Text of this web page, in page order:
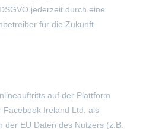
jederzeit durch eine
für die Zukunft
auf der Plattform
Facebook Ireland Ltd. als
der EU Daten des Nutzers (z.B.